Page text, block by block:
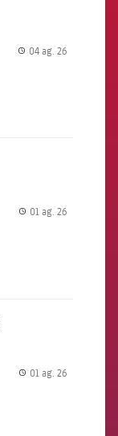
04 ag. 26
01 ag. 26
01 ag. 26